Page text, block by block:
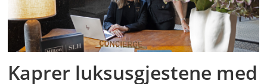
Kaprer luksusgjestene med